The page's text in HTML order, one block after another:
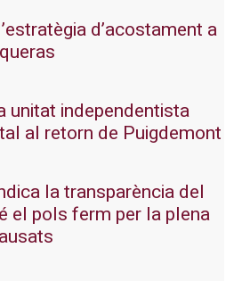
d’acostament a
unitat independentista
al retorn de Puigdemont
la transparència del
el pols ferm per la plena